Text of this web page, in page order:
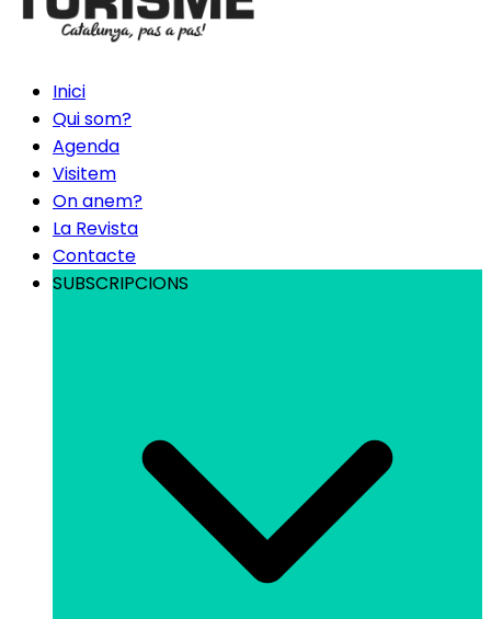
Inici
Qui som?
Agenda
Visitem
On anem?
La Revista
Contacte
SUBSCRIPCIONS